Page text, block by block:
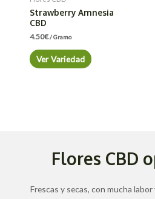
Strawberry Amnesia
CBD
4.50€/ Gramo
Ver Variedad
Flores CBD
Frescas y secas, con mucha